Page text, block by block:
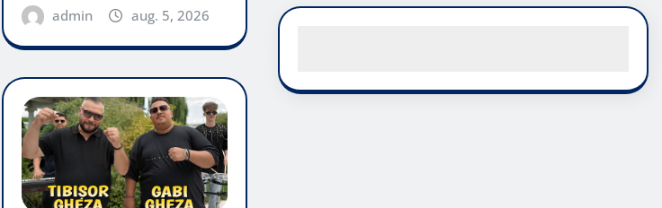
admin aug. 5, 2026